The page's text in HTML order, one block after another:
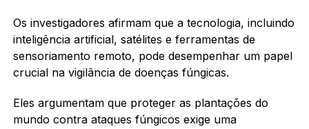
Os investigadores afirmam que a tecnologia, incluindo
inteligência artificial, satélites e ferramentas de
sensoriamento remoto, pode desempenhar um papel
crucial na vigilância de doenças fúngicas.
Eles argumentam que proteger as plantações do
mundo contra ataques fúngicos exige uma